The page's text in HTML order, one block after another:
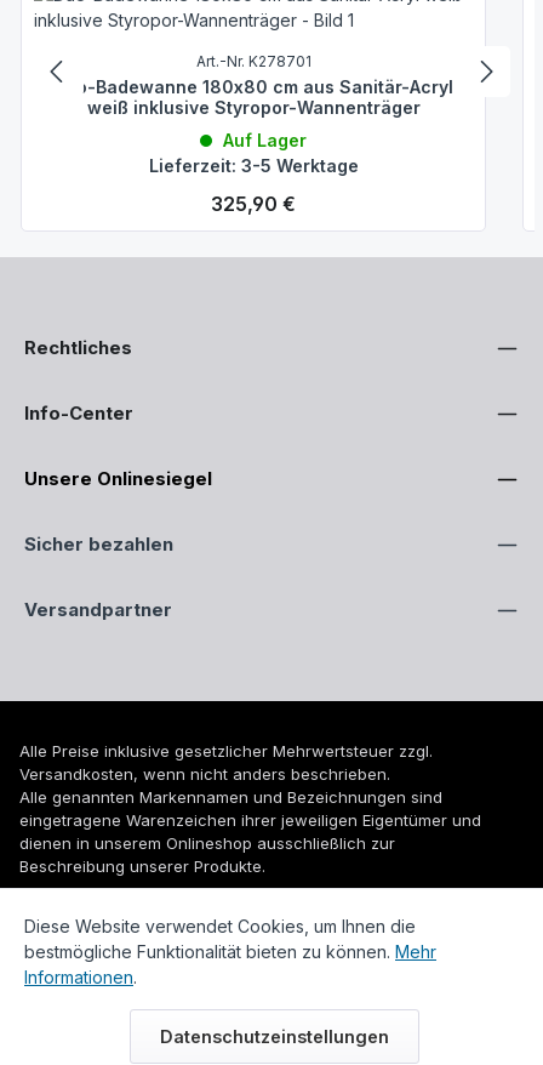
Art.-Nr. K278701
Duo-Badewanne 180x80 cm aus Sanitär-Acryl
weiß inklusive Styropor-Wannenträger
Auf Lager
Lieferzeit: 3-5 Werktage
Regulärer Preis:
325,90 €
Rechtliches
Info-Center
Unsere Onlinesiegel
Sicher bezahlen
Versandpartner
Alle Preise inklusive gesetzlicher Mehrwertsteuer zzgl.
Versandkosten, wenn nicht anders beschrieben.
Alle genannten Markennamen und Bezeichnungen sind
eingetragene Warenzeichen ihrer jeweiligen Eigentümer und
dienen in unserem Onlineshop ausschließlich zur
Beschreibung unserer Produkte.
© 2026 WUH24.de - Weigel und Unger Heizungs- und
Sanitärtechnik GmbH
Diese Website verwendet Cookies, um Ihnen die
bestmögliche Funktionalität bieten zu können. Mehr
Informationen.
Datenschutzeinstellungen